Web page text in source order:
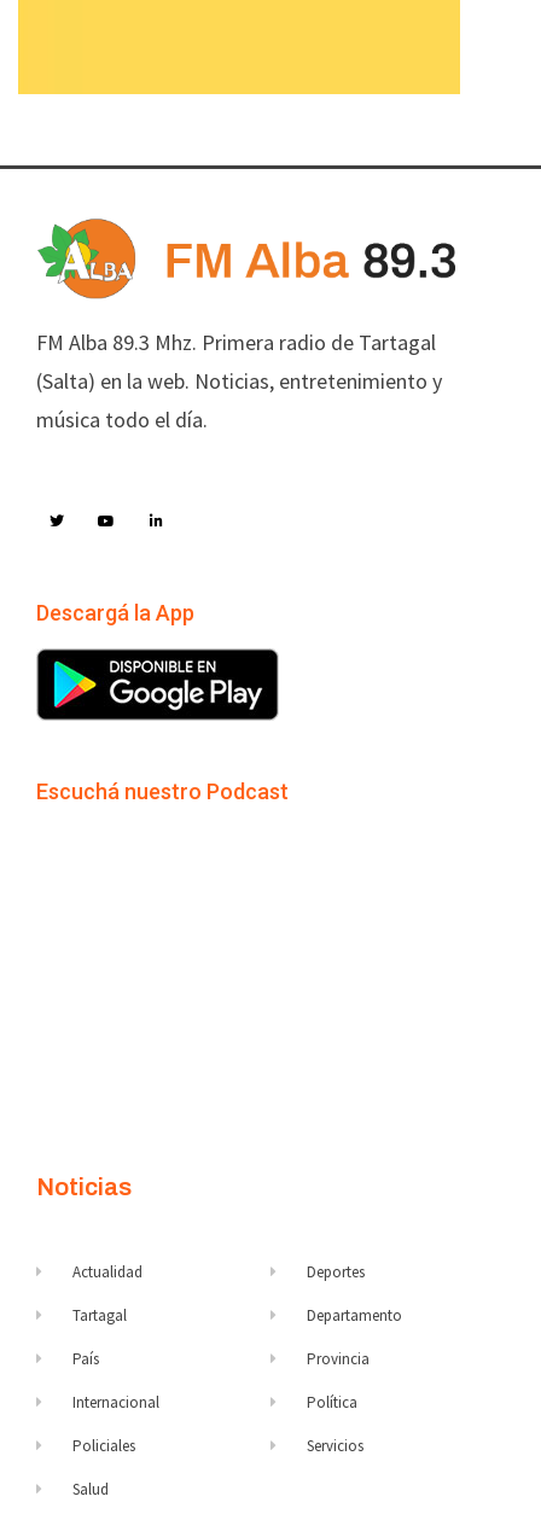
FM Alba 89.3 Mhz. Primera radio de Tartagal
(Salta) en la web. Noticias, entretenimiento y
música todo el día.
Descargá la App
Escuchá nuestro Podcast
Noticias
Actualidad
Tartagal
País
Internacional
Policiales
Salud
Deportes
Departamento
Provincia
Política
Servicios